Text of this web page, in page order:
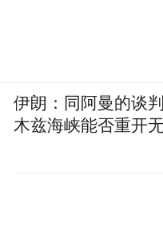
伊朗：同阿曼的谈
木兹海峡能否重开